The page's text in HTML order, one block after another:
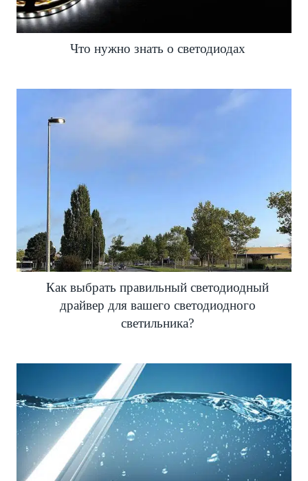
Что нужно знать о светодиодах
Как выбрать правильный светодиодный
драйвер для вашего светодиодного
светильника?